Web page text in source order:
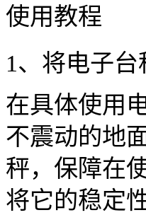
1、将电子
在具体使用
不震动的地
秤，保障在
将它的稳定